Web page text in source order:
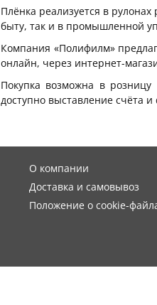
Плёнка реализуется в
быту, так и в промышленной
Компания «Полифилм»
онлайн, через интернет-
Покупка возможна в
доступно выставление счёта и
О компании
Доставка и самовывоз
Положение о cookie-